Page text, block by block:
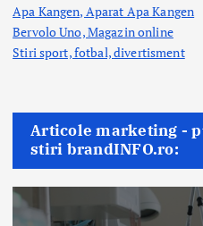
Apa Kangen, Aparat Apa Kangen
Bervolo Uno, Magazin online
Stiri sport, fotbal,divertisment
Articole marketing -
stiri brandINFO.ro: